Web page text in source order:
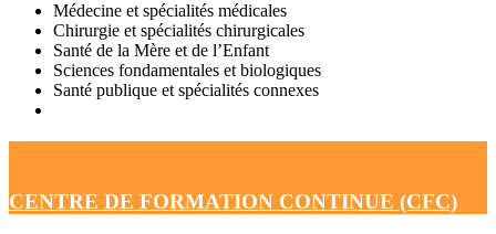
Médecine et spécialités médicales
Chirurgie et spécialités chirurgicales
Santé de la Mère et de l’Enfant
Sciences fondamentales et biologiques
Santé publique et spécialités connexes
CENTRE DE FORMATION CONTINUE (CFC)